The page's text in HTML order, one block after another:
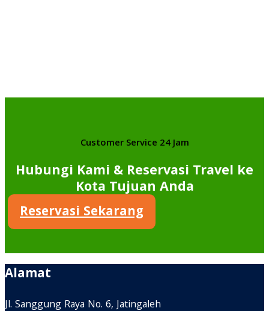
Customer Service 24 Jam
Hubungi Kami & Reservasi Travel ke
Kota Tujuan Anda
Reservasi Sekarang
Alamat
Jl. Sanggung Raya No. 6, Jatingaleh